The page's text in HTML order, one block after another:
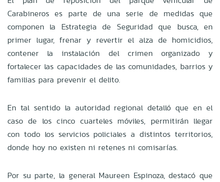
Carabineros es parte de una serie de medidas que
componen la Estrategia de Seguridad que busca, en
primer lugar, frenar y revertir el alza de homicidios,
contener la instalación del crimen organizado y
fortalecer las capacidades de las comunidades, barrios y
familias para prevenir el delito.
En tal sentido la autoridad regional detalló que en el
caso de los cinco cuarteles móviles, permitirán llegar
con todo los servicios policiales a distintos territorios,
donde hoy no existen ni retenes ni comisarías.
Por su parte, la general Maureen Espinoza, destacó que